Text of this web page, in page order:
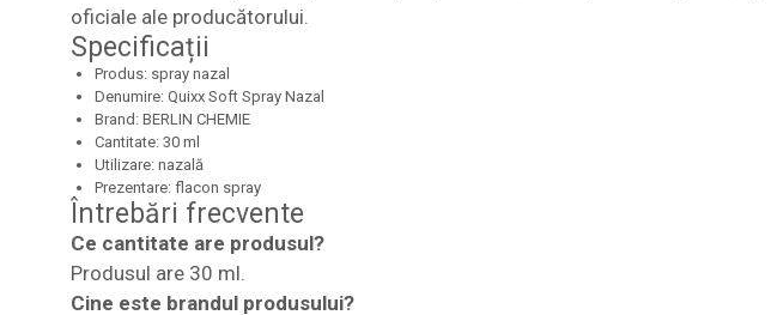
oficiale ale producătorului.
Specificații
Produs: spray nazal
Denumire: Quixx Soft Spray Nazal
Brand: BERLIN CHEMIE
Cantitate: 30 ml
Utilizare: nazală
Prezentare: flacon spray
Întrebări frecvente
Ce cantitate are produsul?
Produsul are 30 ml.
Cine este brandul produsului?